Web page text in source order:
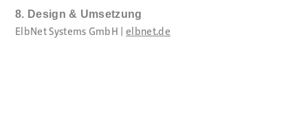
8. Design & Umsetzung
ElbNet Systems GmbH |elbnet.de